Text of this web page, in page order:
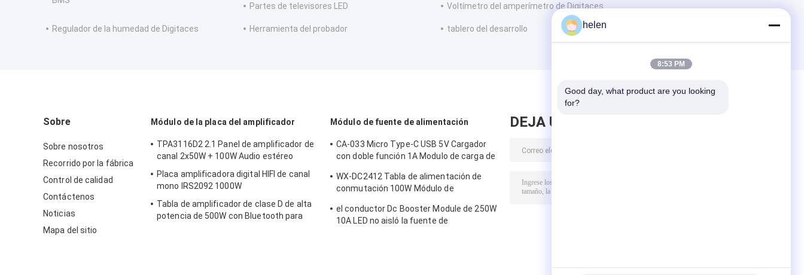
Partes de televisores LED Voltímetro del amperímetro de Digitaces
Regulador de la humedad de Digitaces Herramienta del probador tablero del desarrollo
Sobre
Sobre nosotros
Recorrido por la fábrica
Control de calidad
Contáctenos
Noticias
Mapa del sitio
Módulo de la placa del amplificador
TPA3116D2 2.1 Panel de amplificador de
canal 2x50W + 100W Audio estéreo
Placa amplificadora digital HIFI de canal
mono IRS2092 1000W
Tabla de amplificador de clase D de alta
potencia de 500W con Bluetooth para
Módulo de fuente de alimentación
CA-033 Micro Type-C USB 5V Cargador
con doble función 1A Modulo de carga de
TP4056 ICs Producto
WX-DC2412 Tabla de alimentación de
conmutación 100W Módulo de
desnuda AC DC 24V4A
el conductor Dc Booster Module de 250W
10A LED no aisló la fuente de
DEJA UN MENSAJE
helen
8:53 PM
Good day, what product are you looking
for?